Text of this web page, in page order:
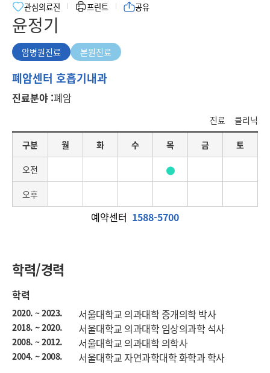
윤정기
관심의료진 프린트 공유
암병원진료
본원진료
암
원
폐암센터 호흡기내과
진료분야 :폐암
진료
클리닉
별
료
정
구분 월 화 수 목 금 토
오전
오후
예약센터 1588-5700
학력/경력
학력
2020. ~ 2023. 서울대학교 의과대학 중개의학 박사
2018. ~ 2020. 서울대학교 의과대학 임상의과학 석사
2008. ~ 2012. 서울대학교 의과대학 의학사
2004. ~ 2008.
서울대학교 자연과학대학 화학과 학사